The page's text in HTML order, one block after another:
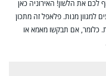
לכם את הלשון! האירוניה כאן
למגוון מנות. פלאפל זה מתכון
כלומר, אם תבקשו מאמא או